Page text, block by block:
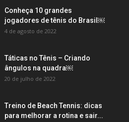
Conheça 10 grandes
jogadores de tênis do Brasil￼
4 de agosto de 2022
Táticas no Tênis – Criando
ângulos na quadra￼
20 de julho de 2022
Treino de Beach Tennis: dicas
para melhorar a rotina e sair...